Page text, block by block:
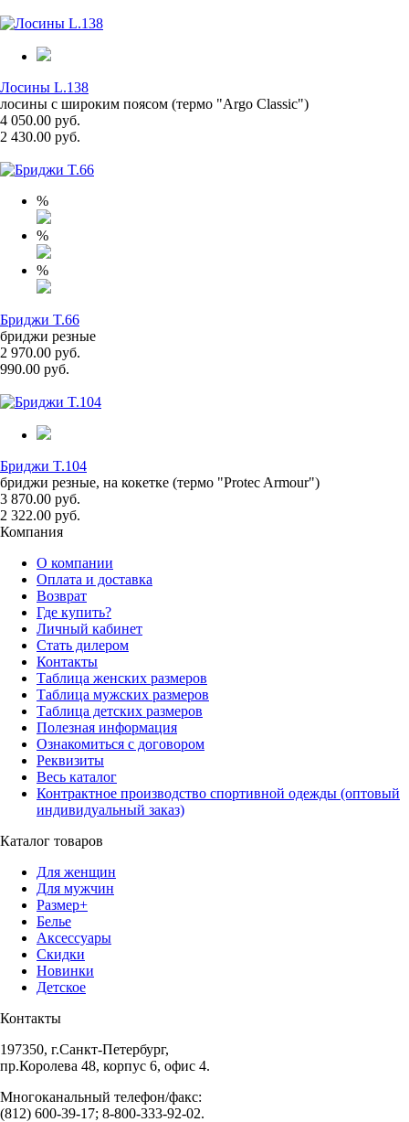
Лосины L.138
лосины с широким поясом (термо "Argo Classic")
4 050.00 руб.
2 430.00 руб.
%
%
%
Бриджи T.66
бриджи резные
2 970.00 руб.
990.00 руб.
Бриджи T.104
бриджи резные, на кокетке (термо "Protec Armour")
3 870.00 руб.
2 322.00 руб.
Компания
О компании
Оплата и доставка
Возврат
Где купить?
Личный кабинет
Стать дилером
Контакты
Таблица женских размеров
Таблица мужских размеров
Таблица детских размеров
Полезная информация
Ознакомиться с договором
Реквизиты
Весь каталог
Контрактное производство спортивной одежды (оптовый
индивидуальный заказ)
Каталог товаров
Для женщин
Для мужчин
Размер+
Белье
Аксессуары
Скидки
Новинки
Детское
Контакты
197350, г.Санкт-Петербург,
пр.Королева 48, корпус 6, офис 4.
Многоканальный телефон/факс:
(812) 600-39-17; 8-800-333-92-02.